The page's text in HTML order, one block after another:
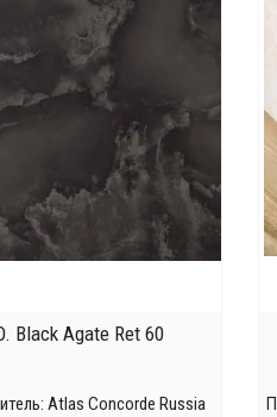
Black Agate Ret 60
Atlas Concorde Russia